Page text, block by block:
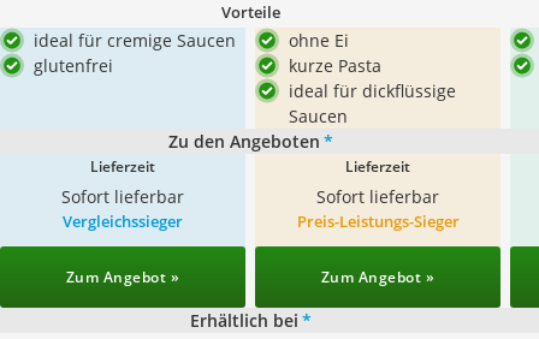
Vorteile
ideal für cremige Saucen
glutenfrei
ohne Ei
kurze Pasta
ideal für dickflüssige
Saucen
Zu den Angeboten *
Lieferzeit
Sofort lieferbar
Lieferzeit
Sofort lieferbar
Vergleichssieger
Zum Angebot »
Preis-Leistungs-Sieger
Zum Angebot »
Erhältlich bei *